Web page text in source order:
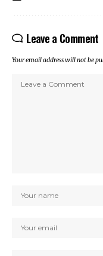
Leave a Comment
Your email address will not be